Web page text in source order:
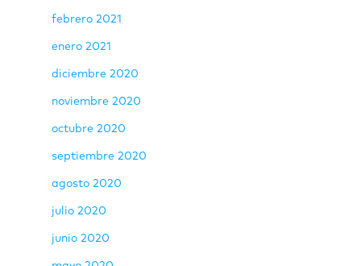
febrero 2021
enero 2021
diciembre 2020
noviembre 2020
octubre 2020
septiembre 2020
agosto 2020
julio 2020
junio 2020